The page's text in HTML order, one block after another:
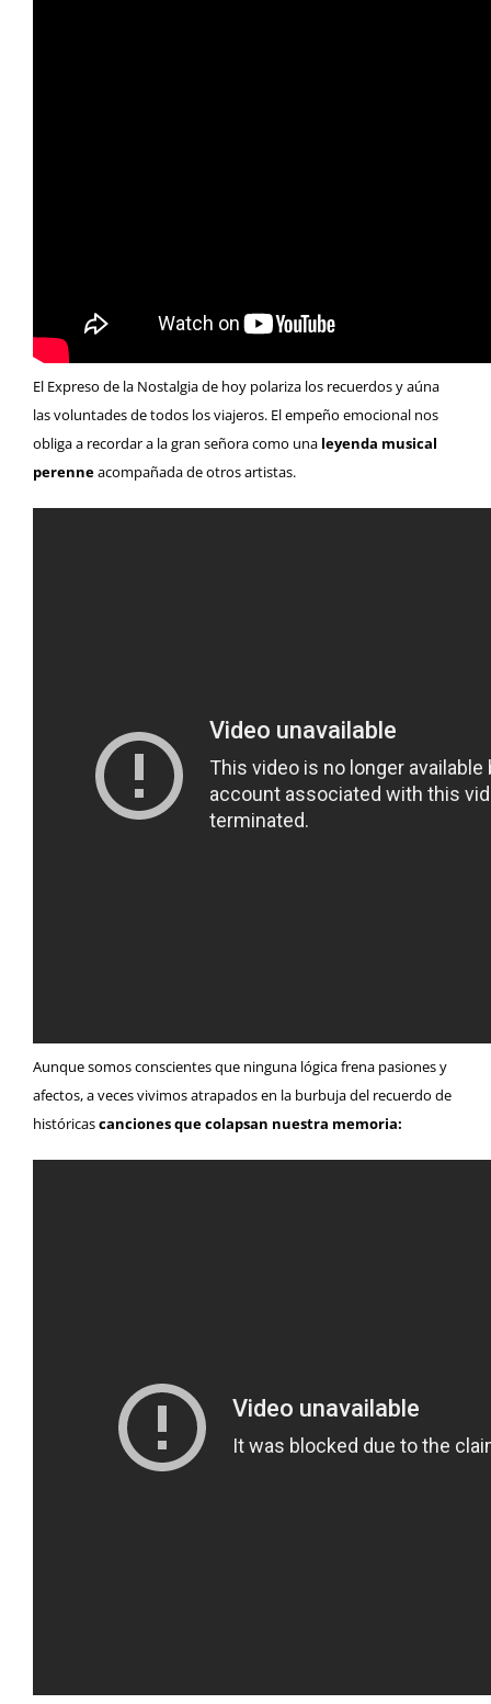
El Expreso de la Nostalgia de hoy polariza los recuerdos y aúna
las voluntades de todos los viajeros. El empeño emocional nos
obliga a recordar a la gran señora como una leyenda musical
perenneacompañada de otros artistas.
Aunque somos conscientes que ninguna lógica frena pasiones y
afectos, a veces vivimos atrapados en la burbuja del recuerdo de
históricascanciones que colapsan nuestra memoria: